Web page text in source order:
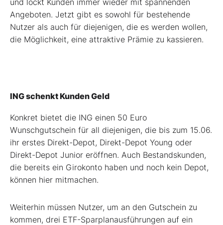
Angeboten. Jetzt gibt es sowohl für bestehende
Nutzer als auch für diejenigen, die es werden wollen,
die Möglichkeit, eine attraktive Prämie zu kassieren.
ING schenkt Kunden Geld
Konkret bietet die ING einen 50 Euro
Wunschgutschein für all diejenigen, die bis zum 15.06.
ihr erstes Direkt-Depot, Direkt-Depot Young oder
Direkt-Depot Junior eröffnen. Auch Bestandskunden,
die bereits ein Girokonto haben und noch kein Depot,
können hier mitmachen.
Weiterhin müssen Nutzer, um an den Gutschein zu
kommen, drei ETF-Sparplanausführungen auf ein